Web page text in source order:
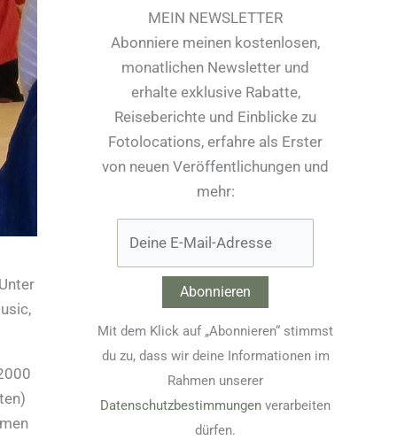
MEIN NEWSLETTER
Abonniere meinen kostenlosen,
monatlichen Newsletter und
erhalte exklusive Rabatte,
Reiseberichte und Einblicke zu
Fotolocations, erfahre als Erster
von neuen Veröffentlichungen und
mehr:
Mit dem Klick auf „Abonnieren“ stimmst
du zu, dass wir deine Informationen im
Rahmen unserer
Datenschutzbestimmungen verarbeiten
dürfen.